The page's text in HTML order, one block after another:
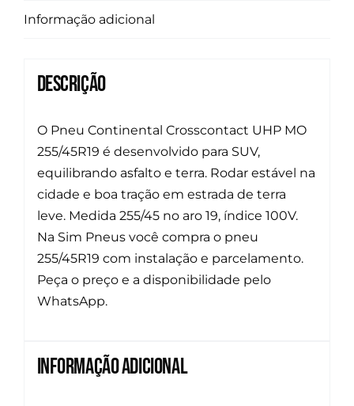
Informação adicional
Descrição
O Pneu Continental Crosscontact UHP MO
255/45R19 é desenvolvido para SUV,
equilibrando asfalto e terra. Rodar estável na
cidade e boa tração em estrada de terra
leve. Medida 255/45 no aro 19, índice 100V.
Na Sim Pneus você compra o pneu
255/45R19 com instalação e parcelamento.
Peça o preço e a disponibilidade pelo
WhatsApp.
Informação adicional